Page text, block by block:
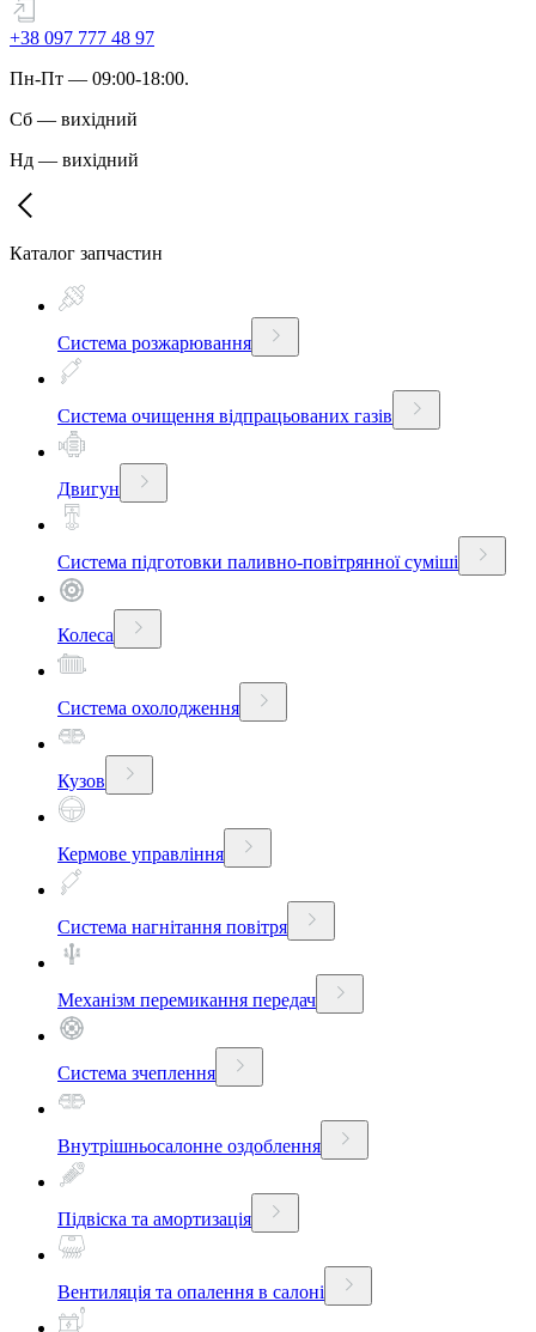
+38 097 777 48 97
Пн-Пт — 09:00-18:00.
Сб — вихідний
Нд — вихідний
Каталог запчастин
Система розжарювання
Система очищення відпрацьованих газів
Двигун
Система підготовки паливно-повітрянної суміші
Колеса
Система охолодження
Кузов
Кермове управління
Система нагнітання повітря
Механізм перемикання передач
Система зчеплення
Внутрішньосалонне оздоблення
Підвіска та амортизація
Вентиляція та опалення в салоні